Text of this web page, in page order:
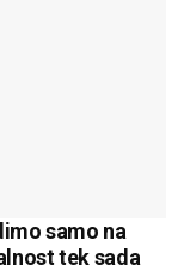
samo na
tek sada